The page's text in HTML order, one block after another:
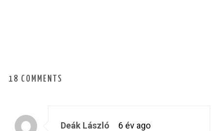
18 COMMENTS
Deák László 6 év ago